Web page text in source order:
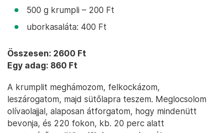
500 g krumpli – 200 Ft
uborkasaláta: 400 Ft
Összesen: 2600 Ft
Egy adag: 860 Ft
A krumplit meghámozom, felkockázom,
leszárogatom, majd sütőlapra teszem. Meglocsolom
olívaolajjal, alaposan átforgatom, hogy mindenütt
bevonja, és 220 fokon, kb. 20 perc alatt